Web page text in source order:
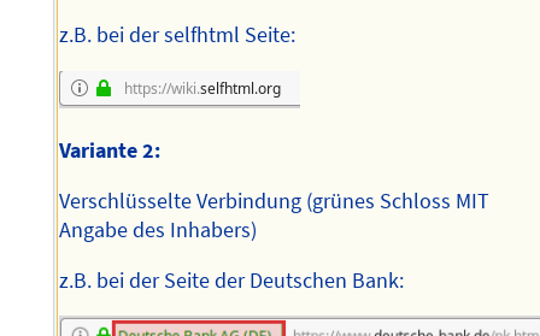
z.B. bei der selfhtml Seite:
Variante 2:
Verschlüsselte Verbindung (grünes Schloss MIT
Angabe des Inhabers)
z.B. bei der Seite der Deutschen Bank: